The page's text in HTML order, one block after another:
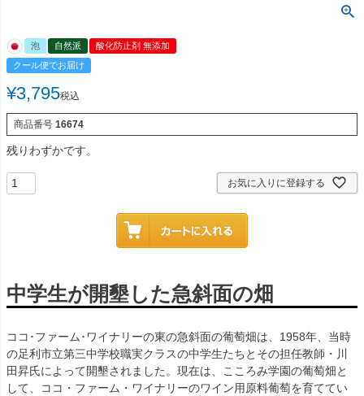
泡 自然派
酸化防止剤 無添加
クール便でお届け
¥3,795税込
商品番号 16674
残りわずかです。
お気に入りに登録する
中学生が開墾した急斜面の畑
ココ･ファーム･ワイナリーの東の急斜面の葡萄畑は、1958年、当時
の足利市立第三中学校職実クラスの中学生たちとその担任教師・川
田昇氏によって開墾されました。現在は、こころみ学園の葡萄畑と
して、ココ・ファーム・ワイナリーのワイン用原料葡萄を育ててい